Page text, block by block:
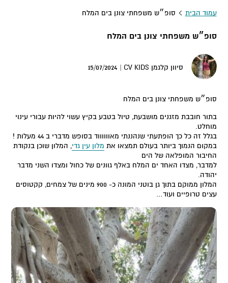
עמוד הבית סופ״ש משפחתי צונן בים המלח
סופ״ש משפחתי צונן בים המלח
סיוון קלגמן CV KIDS | 15/07/2024
סופ״ש משפחתי צונן בים המלח
בתור חובבת מזגנים מושבעת, טיול בטבע בקיץ עשוי להיות עבורי עינוי
מוחלט.
בגלל זה כל כך הופתעתי שנהננתי מאווווווד בסופש מדברי ב 44 מעלות !
במקום הנמוך ביותר בעולם תמצאו את מלון עין גדי, המלון שוכן בנקודת
החיבור המופלאה של הים
למדבר, מצדו האחד ים המלח באלף גוונים של כחול ומצדו השני מדבר
יהודה.
המלון ממוקם בתוך גן בוטני המונה כ- 900 מינים של צמחים, קקטוסים
עצים טרופיים ועוד…